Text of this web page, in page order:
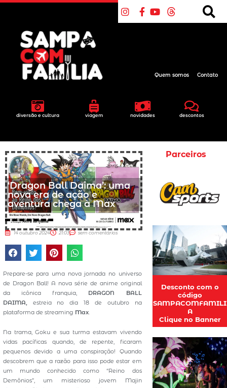
diversão e cultura viagem novidades descontos
Quem somos Contato
‘Dragon Ball Daima’: uma
nova era de ação e
aventura chega à Max
14 outubro 2024 21:03 sem comentários
Prepare-se para uma nova jornada no universo
de Dragon Ball! A nova série de anime original
da icônica franquia, DRAGON BALL
DAIMA,
estreia no dia 18 de outubro na
plataforma de streaming Max.
Na trama, Goku e sua turma estavam vivendo
vidas pacíficas quando, de repente, ficaram
pequenos devido a uma conspiração! Quando
descobrem que a razão para isso pode estar em
um mundo conhecido como “Reino dos
Demônios”, um misterioso jovem Majin
Parceiros
Desconto com o
código
SAMPACOMFAMILI
A
Clique no Banner